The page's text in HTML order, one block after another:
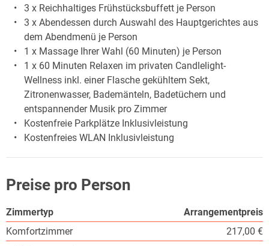
3 x Reichhaltiges Frühstücksbuffett je Person
3 x Abendessen durch Auswahl des Hauptgerichtes aus
dem Abendmenü je Person
1 x Massage Ihrer Wahl (60 Minuten) je Person
1 x 60 Minuten Relaxen im privaten Candlelight-
Wellness inkl. einer Flasche gekühltem Sekt,
Zitronenwasser, Bademänteln, Badetüchern und
entspannender Musik pro Zimmer
Kostenfreie Parkplätze Inklusivleistung
Kostenfreies WLAN Inklusivleistung
Preise pro Person
Zimmertyp
Arrangementpreis
Komfortzimmer
217,00 €